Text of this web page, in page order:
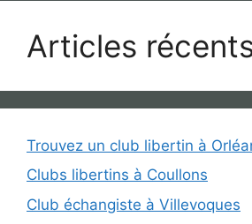
Articles
Trouvez un club libertin à
Clubs libertins à Coullons
Club échangiste à Villevoques